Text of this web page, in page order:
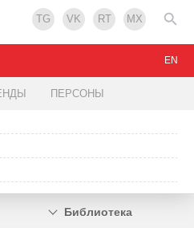
TG VK RT MX
ПЕРСОНЫ
EN
Библиотека